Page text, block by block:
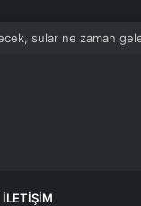
İLETIŞIM